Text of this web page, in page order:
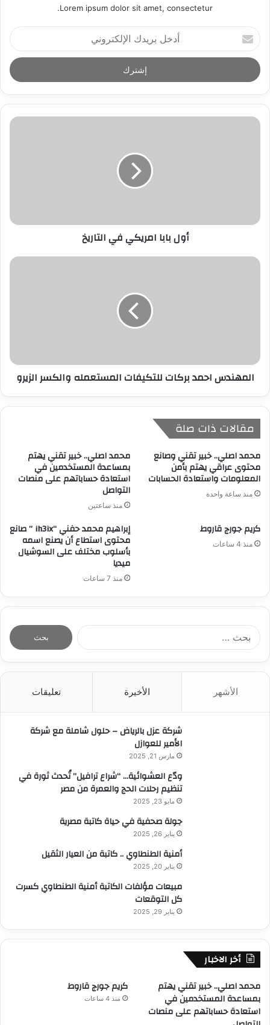
Lorem ipsum dolor sit amet, consectetur.
أ
د
خ
ل
ر
د
ر
ي
أول بابا امريكي في التاريخ
المهندس احمد بركات للتكيفات المستعمله والكسر الزيرو
مقالات ذات صلة
محمد اصلي.. خبير تقني وصانع
محتوى عراقي يهتم بأمن
المعلومات واستعادة الحسابات
منذ ساعة واحدة
محمد اصلي.. خبير تقني يهتم
بمساعدة المستخدمين في
استعادة حساباتهم على منصات
التواصل
منذ ساعتين
كريم جورج قاروط
منذ 4 ساعات
إبراهيم محمد حفني “ih3ix ” صانع
محتوى استطاع أن يصنع اسمه
بأسلوب مختلف على السوشيال
ميديا
منذ 7 ساعات
الأشهر الأخيرة تعليقات
شركة عزل بالرياض – حلول شاملة مع شركة
الأمير للعوازل
مارس 21, 2025
ودّع العشوائية… “شراع ترافيل” تُحدث ثورة في
تنظيم رحلات الحج والعمرة من مصر
مايو 23, 2025
جولة صحفية في حياة كاتبة مصرية
يناير 26, 2025
أمنية الطنطاوي .. كاتبة من العيار الثقيل
يناير 20, 2025
مبيعات مؤلفات الكاتبة أمنية الطنطاوي كسرت
كل التوقعات
يناير 29, 2025
أخر الاخبار
محمد اصلي.. خبير تقني يهتم
بمساعدة المستخدمين في
استعادة حساباتهم على منصات
كريم جورج قاروط
منذ 4 ساعات